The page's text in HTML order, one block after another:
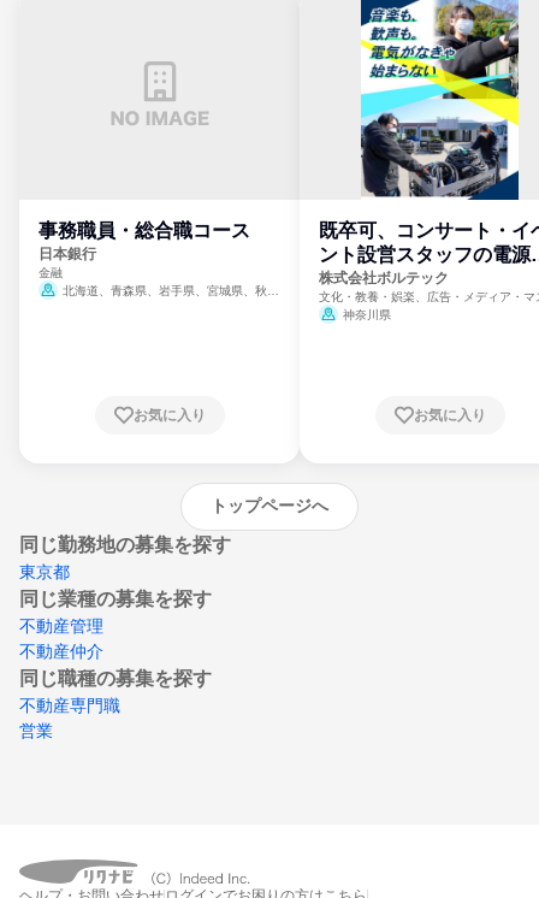
事務職員・総合職コース
日本銀行
金融
北海道、青森県、岩手県、宮城県、秋田
崎県、熊本県、大分県、宮崎県、鹿児島県、
お気に入り
既卒可、コンサート・イ
ント設営スタッフの電源
門
株式会社ボルテック
文化・教養・娯楽、広告・メディア・マ
ミ、電力・ガス・水道・エネルギー
神奈川県
お気に入り
トップページへ
同じ勤務地の募集を探す
東京都
同じ業種の募集を探す
不動産管理
不動産仲介
同じ職種の募集を探す
不動産専門職
営業